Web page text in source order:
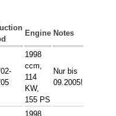
Engine Notes
1998
ccm,
114
KW,
155 PS
Nur bis
09.2005!
1998